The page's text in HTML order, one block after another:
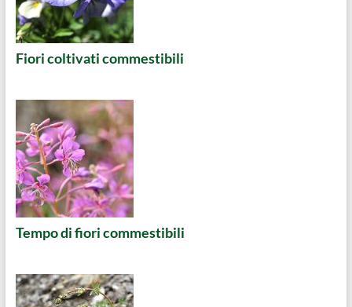
Fiori coltivati commestibili
Tempo di fiori commestibili